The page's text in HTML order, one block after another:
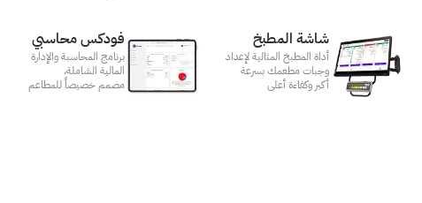
شاشة المطبخ
أداة المطبخ المثالية لإعداد
وجبات مطعمك بسرعة
أكبر وكفاءة أعلى
فودكس محاسبي
برنامج المحاسبة والإدارة
المالية الشاملة،
مصمم خصيصاً للمطاعم